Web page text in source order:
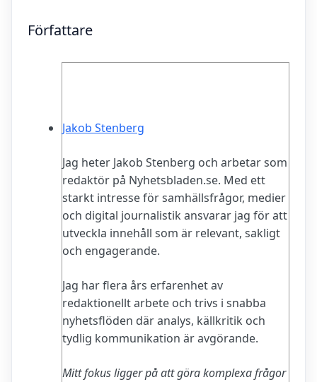
Författare
Jakob Stenberg
Jag heter Jakob Stenberg och arbetar som
redaktör på Nyhetsbladen.se. Med ett
starkt intresse för samhällsfrågor, medier
och digital journalistik ansvarar jag för att
utveckla innehåll som är relevant, sakligt
och engagerande.
Jag har flera års erfarenhet av
redaktionellt arbete och trivs i snabba
nyhetsflöden där analys, källkritik och
tydlig kommunikation är avgörande.
Mitt fokus ligger på att göra komplexa frågor